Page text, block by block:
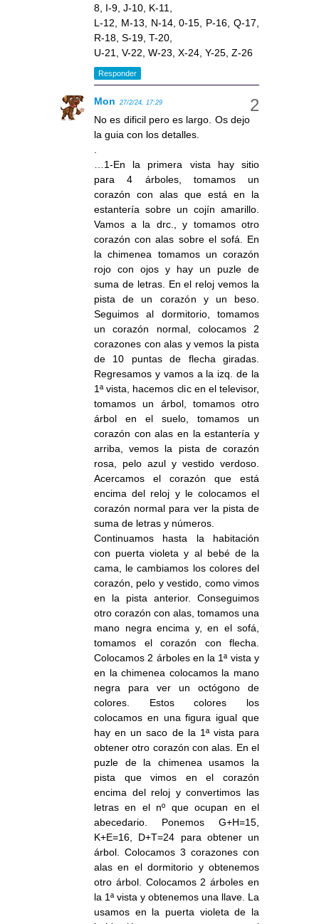
8, I-9, J-10, K-11,
L-12, M-13, N-14, 0-15, P-16, Q-17,
R-18, S-19, T-20,
U-21, V-22, W-23, X-24, Y-25, Z-26
Responder
Mon 27/2/24, 17:29
No es dificil pero es largo. Os dejo
la guia con los detalles.
.
…1-En la primera vista hay sitio
para 4 árboles, tomamos un
corazón con alas que está en la
estantería sobre un cojín amarillo.
Vamos a la drc., y tomamos otro
corazón con alas sobre el sofá. En
la chimenea tomamos un corazón
rojo con ojos y hay un puzle de
suma de letras. En el reloj vemos la
pista de un corazón y un beso.
Seguimos al dormitorio, tomamos
un corazón normal, colocamos 2
corazones con alas y vemos la pista
de 10 puntas de flecha giradas.
Regresamos y vamos a la izq. de la
1ª vista, hacemos clic en el televisor,
tomamos un árbol, tomamos otro
árbol en el suelo, tomamos un
corazón con alas en la estantería y
arriba, vemos la pista de corazón
rosa, pelo azul y vestido verdoso.
Acercamos el corazón que está
encima del reloj y le colocamos el
corazón normal para ver la pista de
suma de letras y números.
Continuamos hasta la habitación
con puerta violeta y al bebé de la
cama, le cambiamos los colores del
corazón, pelo y vestido, como vimos
en la pista anterior. Conseguimos
otro corazón con alas, tomamos una
mano negra encima y, en el sofá,
tomamos el corazón con flecha.
Colocamos 2 árboles en la 1ª vista y
en la chimenea colocamos la mano
negra para ver un octógono de
colores. Estos colores los
colocamos en una figura igual que
hay en un saco de la 1ª vista para
obtener otro corazón con alas. En el
puzle de la chimenea usamos la
pista que vimos en el corazón
encima del reloj y convertimos las
letras en el nº que ocupan en el
abecedario. Ponemos G+H=15,
K+E=16, D+T=24 para obtener un
árbol. Colocamos 3 corazones con
alas en el dormitorio y obtenemos
otro árbol. Colocamos 2 árboles en
la 1ª vista y obtenemos una llave. La
usamos en la puerta violeta de la